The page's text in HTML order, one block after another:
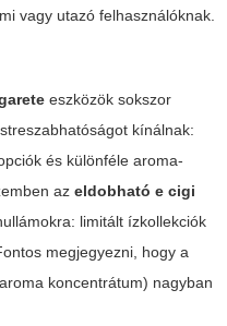
vagy utazó felhasználóknak.
eszközök sokszor
kínálnak:
és különféle aroma-
az eldobható e cigi
limitált ízkollekciók
megjegyezni, hogy a
koncentrátum) nagyban